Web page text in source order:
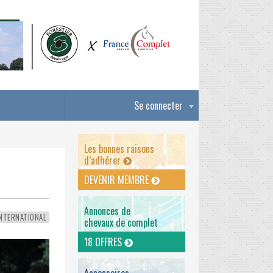
Se connecter
Les bonnes raisons
d’adhérer
DEVENIR MEMBRE
Annonces de
chevaux de complet
18 OFFRES